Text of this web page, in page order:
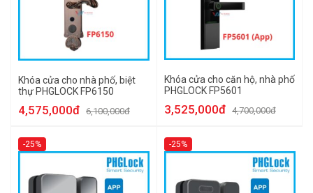
Khóa cửa cho nhà phố, biệt
thự PHGLOCK FP6150
4,575,000đ 6,100,000đ
Khóa cửa cho căn hộ, nhà phố
PHGLOCK FP5601
3,525,000đ 4,700,000đ
-25% -25%